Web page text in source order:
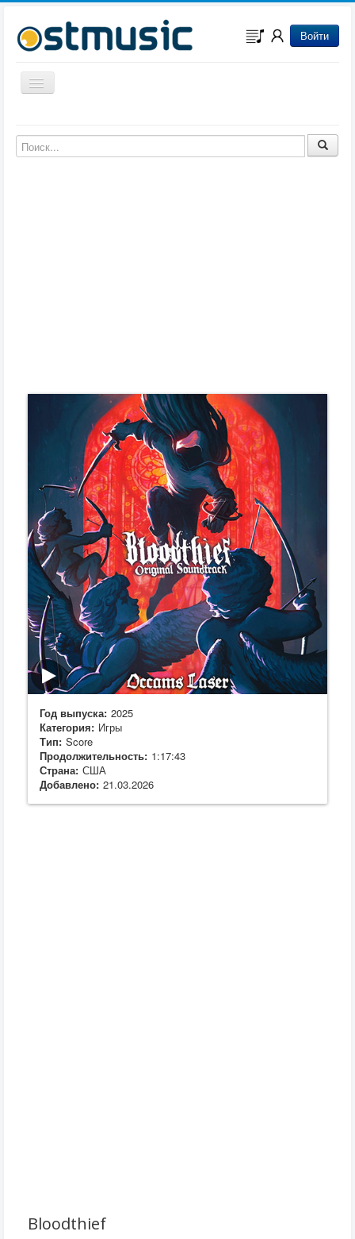
Войти
Включить/выключить навигацию
Музыка из мультфильмов
Музыка из сериалов
Год выпуска: 2025
Категория: Игры
Тип: Score
Продолжительность: 1:17:43
Страна: США
Добавлено: 21.03.2026
Bloodthief